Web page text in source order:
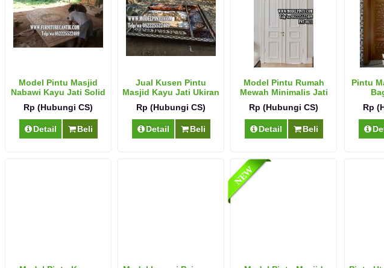
Model Pintu Masjid
Nabawi Kayu Jati Solid
Rp (Hubungi CS)
Detail Beli
Jual Kusen Pintu
Masjid Kayu Jati Ukiran
Rp (Hubungi CS)
Detail Beli
Model Pintu Rumah
Mewah Minimalis Jati
Rp (Hubungi CS)
Detail Beli
Pintu
Rp